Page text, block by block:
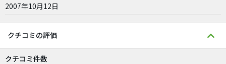
2007年10月12日
クチコミの評価
クチコミ件数